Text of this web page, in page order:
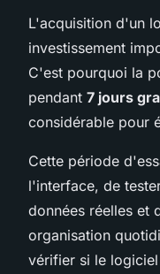
L'acquisition d'un
investissement
C'est pourquoi la
pendant 7 jours
considérable pour
Cette période
l'interface, de
données réelles et
organisation
vérifier si le